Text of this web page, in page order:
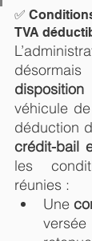
✅
TVA
véhicule
déduction
crédit-bail
les
réunies :
Une